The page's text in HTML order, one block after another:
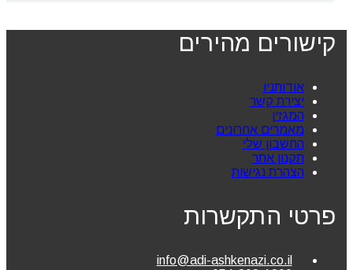
קישורים מהירים
אודותניו
יצירת קשר
המגזין
מאמרים אחרונים
החשבון שלי
תקנון אתר
הצהרת נגישות
פרטי התקשרות
info@adi-ashkenazi.co.il